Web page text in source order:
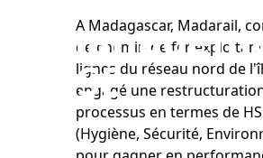
HSE
A Madagascar, Madarail,
de chemin de fer exploitant
lignes du réseau nord de
engagé une
processus en termes de
(Hygiène, Sécurité,